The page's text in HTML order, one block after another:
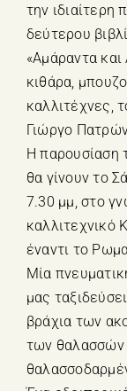
την ιδιαίτερη
δεύτερου
«Αμάραντα
κιθάρα,
καλλιτέχνες,
Γιώργο
Η παρουσίαση
θα γίνουν το
7.30 μμ, στο
καλλιτεχνικό
έναντι το
Μία
μας
βράχια των
των θαλασσών